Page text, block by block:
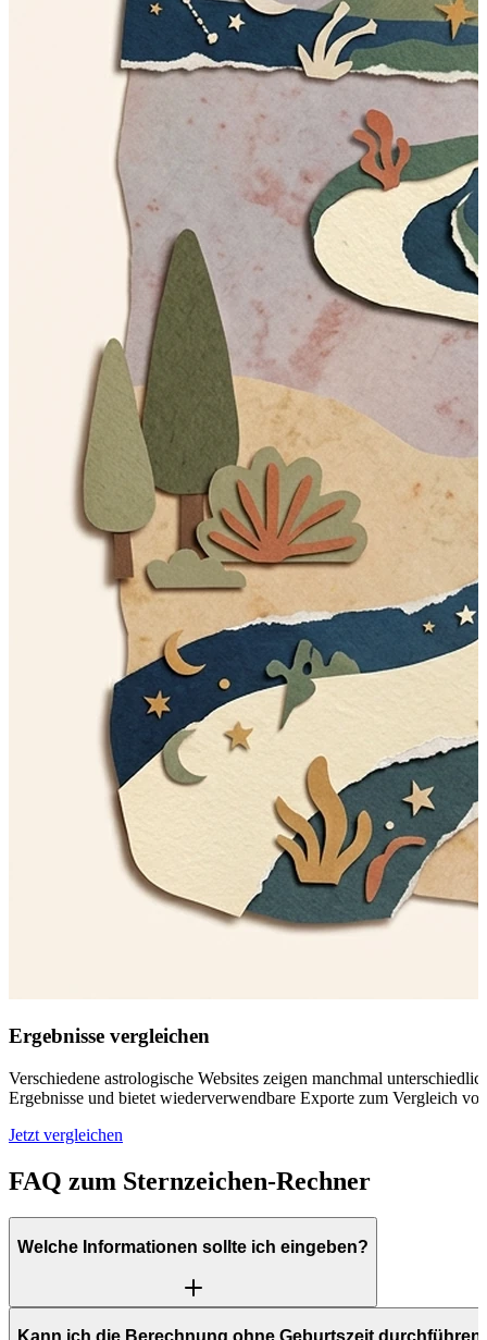
Ergebnisse vergleichen
Verschiedene astrologische Websites zeigen manchmal
Ergebnisse und bietet wiederverwendbare Exporte zum Vergleich
Jetzt vergleichen
FAQ zum Sternzeichen-Rechner
Welche Informationen sollte ich eingeben?